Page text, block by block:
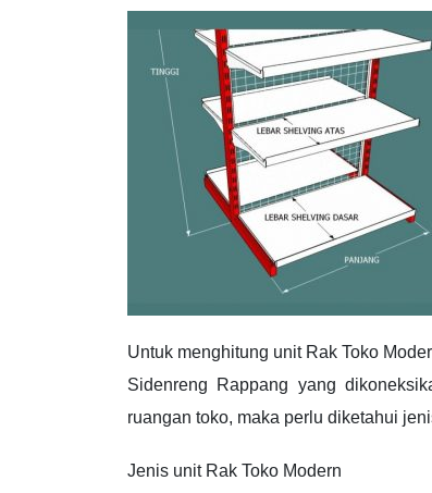
Untuk menghitung unit Rak Toko
Sidenreng Rappang yang
ruangan toko, maka perlu diketahui
Jenis unit Rak Toko Modern